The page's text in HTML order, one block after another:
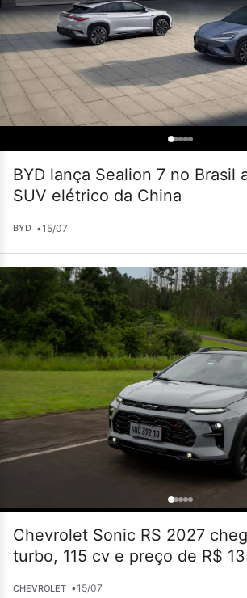
BYD lança Sealion 7 no Brasil
SUV elétrico da China
BYD •15/07
Chevrolet Sonic RS 2027
turbo, 115 cv e preço de R$
CHEVROLET •15/07